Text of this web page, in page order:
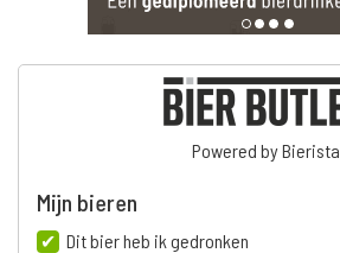
Powered by Bierista
Mijn bieren
Dit bier heb ik gedronken